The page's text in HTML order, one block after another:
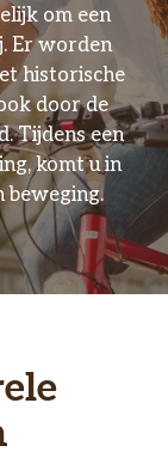
om een
Er worden
historische
door de
Tijdens een
komt u in
beweging.